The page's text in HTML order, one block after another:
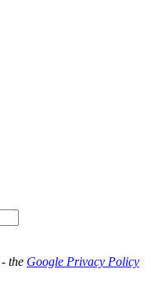
the Google Privacy Policy